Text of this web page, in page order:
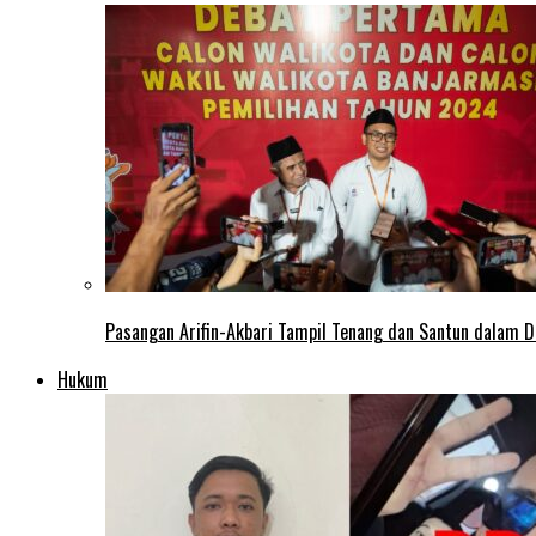
Pasangan Arifin-Akbari Tampil Tenang dan Santun dalam
Hukum